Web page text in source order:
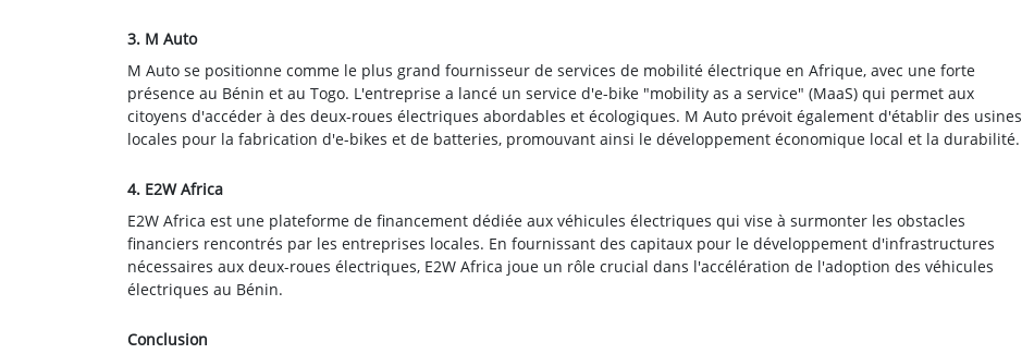
3. M Auto
M Auto se positionne comme le plus grand fournisseur de services de mobilité électrique en Afrique, avec une forte
présence au Bénin et au Togo. L'entreprise a lancé un service d'e-bike "mobility as a service" (MaaS) qui permet aux
citoyens d'accéder à des deux-roues électriques abordables et écologiques. M Auto prévoit également d'établir des usines
locales pour la fabrication d'e-bikes et de batteries, promouvant ainsi le développement économique local et la durabilité.
4. E2W Africa
E2W Africa est une plateforme de financement dédiée aux véhicules électriques qui vise à surmonter les obstacles
financiers rencontrés par les entreprises locales. En fournissant des capitaux pour le développement d'infrastructures
nécessaires aux deux-roues électriques, E2W Africa joue un rôle crucial dans l'accélération de l'adoption des véhicules
électriques au Bénin.
Conclusion